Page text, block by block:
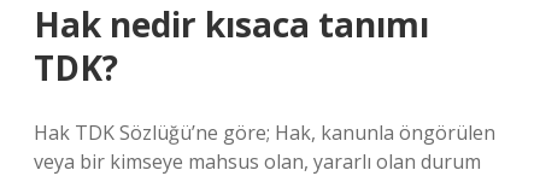
Hak nedir kısaca tanımı
TDK?
Hak TDK Sözlüğü’ne göre; Hak, kanunla öngörülen
veya bir kimseye mahsus olan, yararlı olan durum